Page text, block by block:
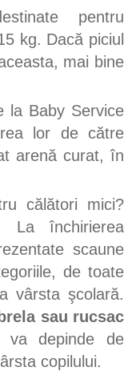
pentru
kg. Dacă piciul
mai bine
la Baby Service
lor de către
arenă curat, în
călători mici?
La închirierea
scaune
de toate
vârsta şcolară.
sau rucsac
depinde de
copilului.